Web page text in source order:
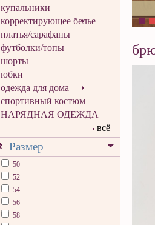
купальники
корректирующее белье
платья/сарафаны
футболки/топы
шорты
юбки
одежда для дома
спортивный костюм
НАРЯДНАЯ ОДЕЖДА
всё
Размер
50
52
54
56
58